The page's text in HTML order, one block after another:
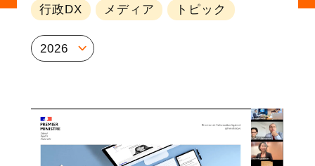
行政DX メディア トピック
2026